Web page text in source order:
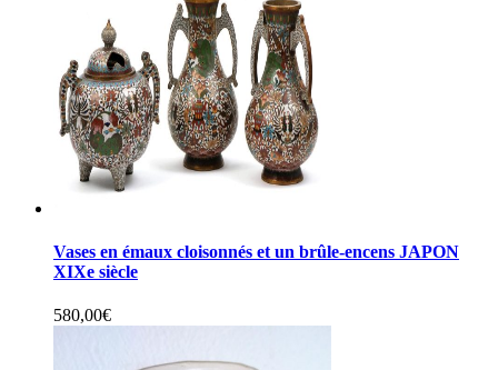
Vases en émaux cloisonnés et un brûle-encens JAPON
XIXe siècle
580,00€